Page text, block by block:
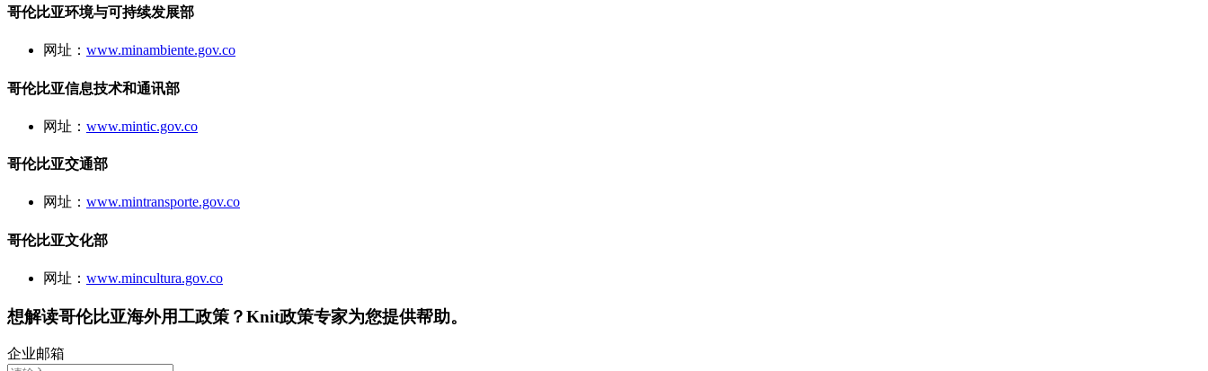
哥伦比亚环境与可持续发展部
网址： www.minambiente.gov.co
哥伦比亚信息技术和通讯部
网址： www.mintic.gov.co
哥伦比亚交通部
网址： www.mintransporte.gov.co
哥伦比亚文化部
网址： www.mincultura.gov.co
想解读哥伦比亚海外用工政策？Knit政策专家为您提供帮助。
企业邮箱